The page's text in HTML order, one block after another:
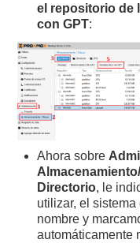
el repositorio de
con GPT:
Ahora sobre
Directorio, le
utilizar, el
nombre y
automáticamente